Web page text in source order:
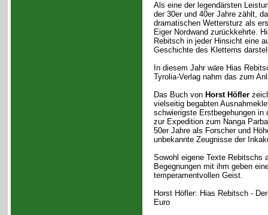
Als eine der legendärsten
der 30er und 40er Jahre zählt,
dramatischen Wettersturz als
Eiger Nordwand zurückkehrte.
Rebitsch in jeder Hinsicht eine
Geschichte des Kletterns
In diesem Jahr wäre Hias
Tyrolia-Verlag nahm das zum
Das Buch von Horst Höfler
vielseitig begabten
schwierigste Erstbegehungen in
zur Expedition zum Nanga
50er Jahre als Forscher und
unbekannte Zeugnisse der
Sowohl eigene Texte Rebitschs
Begegnungen mit ihm geben
temperamentvollen Geist.
Horst Höfler: Hias Rebitsch -
Euro